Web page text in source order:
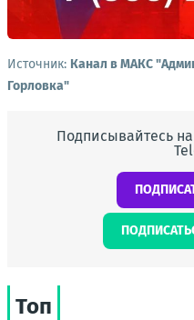
Источник: Канал в МАКС
Горловка"
Подписывайтесь
Топ